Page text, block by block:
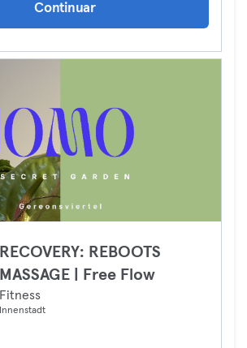
Continuar
RECOVERY: REBOOTS
MASSAGE | Free Flow
Fitness
Innenstadt